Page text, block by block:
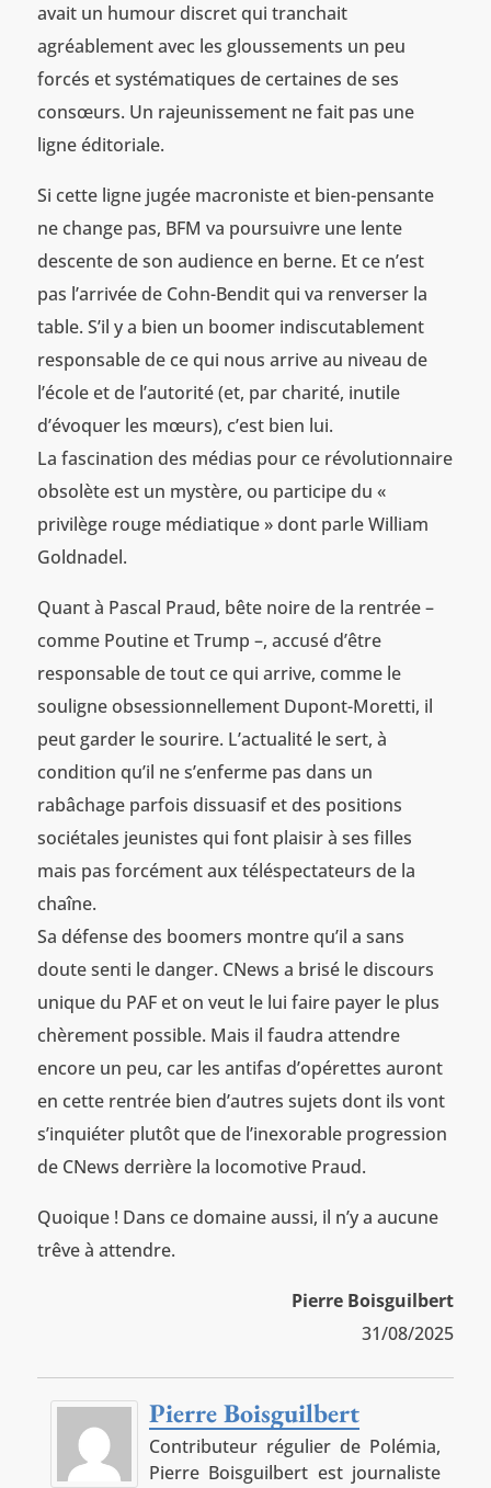
avait un humour discret qui tranchait
agréablement avec les gloussements un peu
forcés et systématiques de certaines de ses
consœurs. Un rajeunissement ne fait pas une
ligne éditoriale.
Si cette ligne jugée macroniste et bien-pensante
ne change pas, BFM va poursuivre une lente
descente de son audience en berne. Et ce n’est
pas l’arrivée de Cohn-Bendit qui va renverser la
table. S’il y a bien un boomer indiscutablement
responsable de ce qui nous arrive au niveau de
l’école et de l’autorité (et, par charité, inutile
d’évoquer les mœurs), c’est bien lui.
La fascination des médias pour ce révolutionnaire
obsolète est un mystère, ou participe du «
privilège rouge médiatique » dont parle William
Goldnadel.
Quant à Pascal Praud, bête noire de la rentrée –
comme Poutine et Trump –, accusé d’être
responsable de tout ce qui arrive, comme le
souligne obsessionnellement Dupont-Moretti, il
peut garder le sourire. L’actualité le sert, à
condition qu’il ne s’enferme pas dans un
rabâchage parfois dissuasif et des positions
sociétales jeunistes qui font plaisir à ses filles
mais pas forcément aux téléspectateurs de la
chaîne.
Sa défense des boomers montre qu’il a sans
doute senti le danger. CNews a brisé le discours
unique du PAF et on veut le lui faire payer le plus
chèrement possible. Mais il faudra attendre
encore un peu, car les antifas d’opérettes auront
en cette rentrée bien d’autres sujets dont ils vont
s’inquiéter plutôt que de l’inexorable progression
de CNews derrière la locomotive Praud.
Quoique ! Dans ce domaine aussi, il n’y a aucune
trêve à attendre.
Pierre Boisguilbert
31/08/2025
Pierre Boisguilbert
Contributeur régulier de Polémia,
Pierre Boisguilbert est journaliste